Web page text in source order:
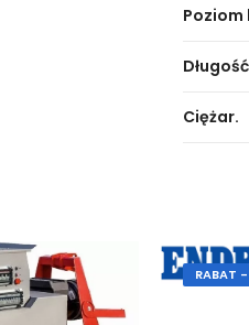
Poziom
Ciężar.
RABAT